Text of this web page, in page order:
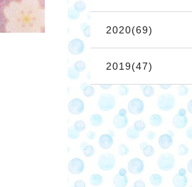
2020(69)
2019(47)